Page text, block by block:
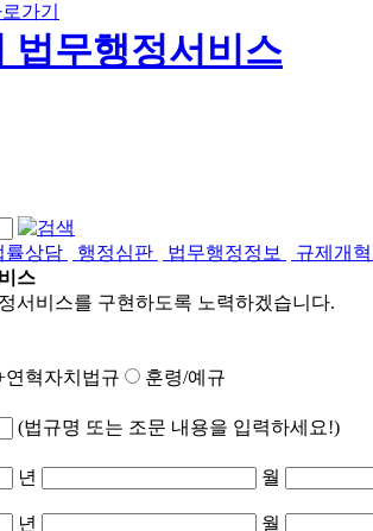
가기
률상담 행정심판 법무행정정보 규제개혁
스
서비스를 구현하도록 노력하겠습니다.
연혁자치법규
훈령/예규
(법규명 또는 조문 내용을 입력하세요!)
년
월
년
월